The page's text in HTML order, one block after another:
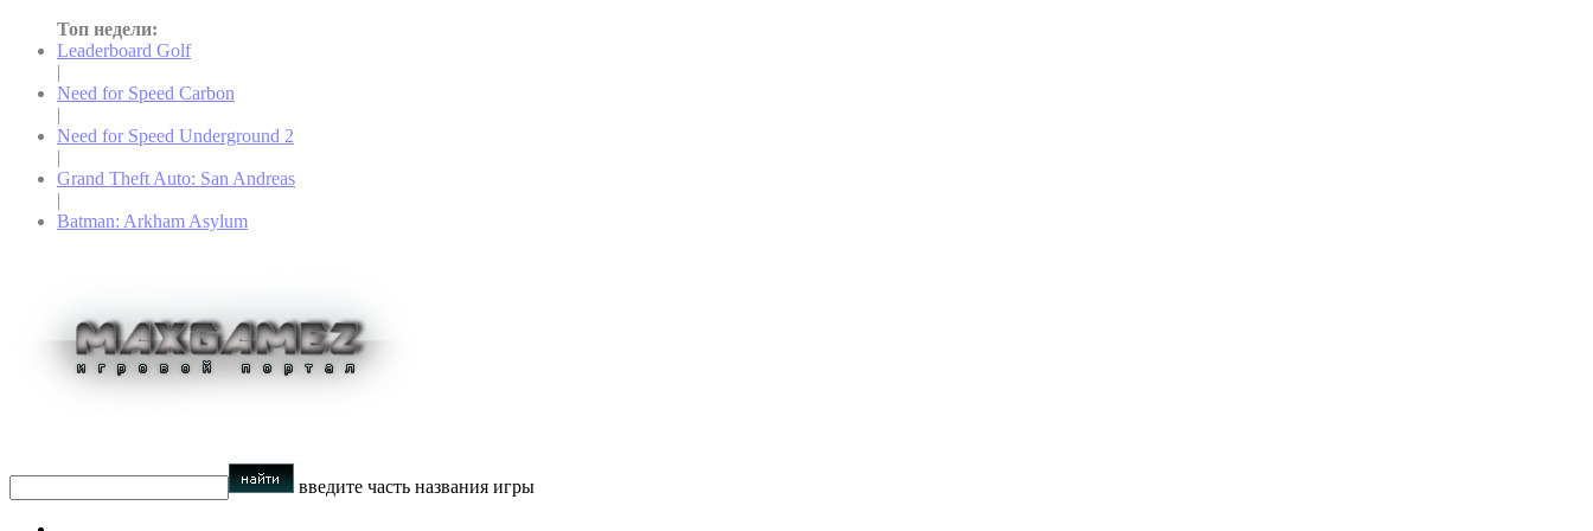
Топ недели:
Leaderboard Golf
|
Need for Speed Carbon
|
Need for Speed Underground 2
|
Grand Theft Auto: San Andreas
|
Batman: Arkham Asylum
введите часть названия игры